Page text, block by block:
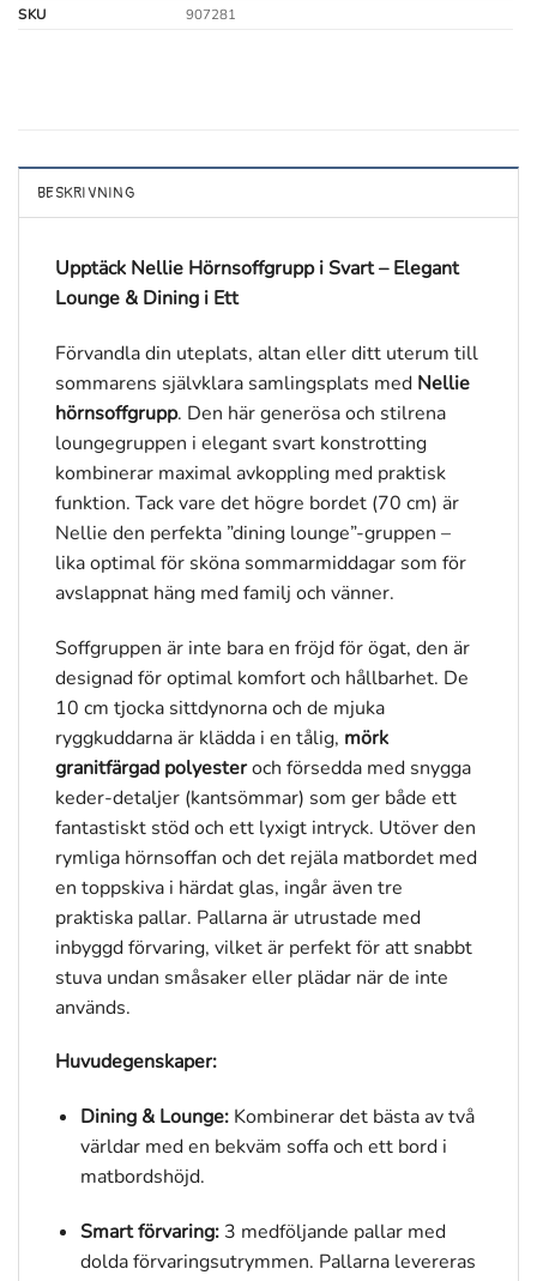
SKU
907281
BESKRIVNING
Upptäck Nellie Hörnsoffgrupp i Svart – Elegant
Lounge & Dining i Ett
Förvandla din uteplats, altan eller ditt uterum till
sommarens självklara samlingsplats med Nellie
hörnsoffgrupp. Den här generösa och stilrena
loungegruppen i elegant svart konstrotting
kombinerar maximal avkoppling med praktisk
funktion. Tack vare det högre bordet (70 cm) är
Nellie den perfekta ”dining lounge”-gruppen –
lika optimal för sköna sommarmiddagar som för
avslappnat häng med familj och vänner.
Soffgruppen är inte bara en fröjd för ögat, den är
designad för optimal komfort och hållbarhet. De
10 cm tjocka sittdynorna och de mjuka
ryggkuddarna är klädda i en tålig, mörk
granitfärgad polyesteroch försedda med snygga
keder-detaljer (kantsömmar) som ger både ett
fantastiskt stöd och ett lyxigt intryck. Utöver den
rymliga hörnsoffan och det rejäla matbordet med
en toppskiva i härdat glas, ingår även tre
praktiska pallar. Pallarna är utrustade med
inbyggd förvaring, vilket är perfekt för att snabbt
stuva undan småsaker eller plädar när de inte
används.
Huvudegenskaper:
Dining & Lounge:Kombinerar det bästa av två
världar med en bekväm soffa och ett bord i
matbordshöjd.
Smart förvaring:3 medföljande pallar med
dolda förvaringsutrymmen. Pallarna levereras